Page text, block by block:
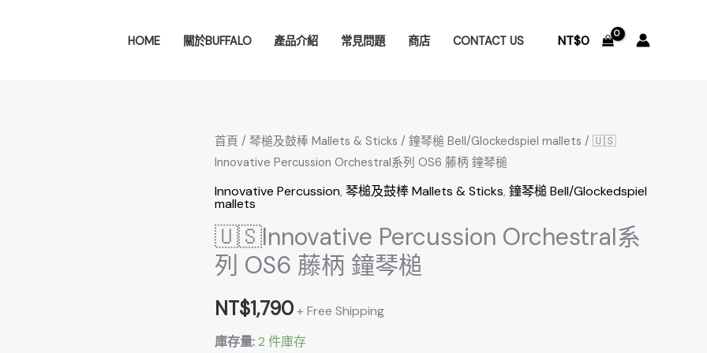
HOME 關於BUFFALO 產品介紹 常見問題 商店 CONTACT US NT$0
首頁 / 琴槌及鼓棒 Mallets & Sticks / 鐘琴槌 Bell/Glockedspiel mallets / 🇺🇸
Innovative Percussion Orchestral系列 OS6 藤柄 鐘琴槌
Innovative Percussion, 琴槌及鼓棒 Mallets & Sticks, 鐘琴槌 Bell/Glockedspiel
mallets
🇺🇸Innovative Percussion Orchestral系
列 OS6 藤柄 鐘琴槌
NT$1,790+ Free Shipping
庫存量:2 件庫存
🇺🇸
Innovative
Percussion
Orchestral
系
列
OS6
藤
鐘